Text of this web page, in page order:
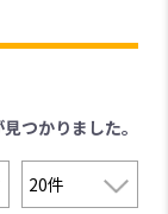
つかりました。